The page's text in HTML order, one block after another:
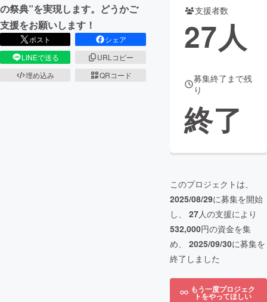
の祭典”を実現します。どうかご
支援をお願いします！
ポスト
シェア
LINEで送る
URLコピー
埋め込み
QRコード
支援者数
27人
募集終了まで残
り
終了
このプロジェクトは、
2025/08/29に募集を開始
し、 27人の支援により
532,000円の資金を集
め、 2025/09/30に募集を
終了しました
もう一度プロジェク
トをやってほしい